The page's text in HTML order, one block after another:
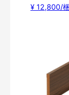
¥ 12,800/梱